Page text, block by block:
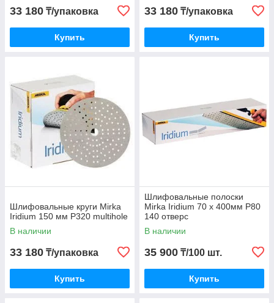
33 180 ₸/упаковка
Купить
33 180 ₸/упаковка
Купить
Шлифовальные круги Mirka
Iridium 150 мм P320 multihole
В наличии
33 180 ₸/упаковка
Купить
Шлифовальные полоски
Mirka Iridium 70 х 400мм P80
140 отверс
В наличии
35 900 ₸/100 шт.
Купить